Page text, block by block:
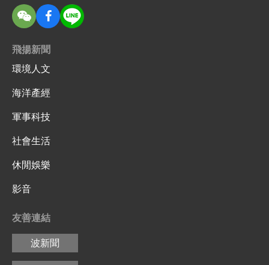
飛揚新聞
環境人文
海洋產經
軍事科技
社會生活
休閒娛樂
影音
友善連結
波新聞